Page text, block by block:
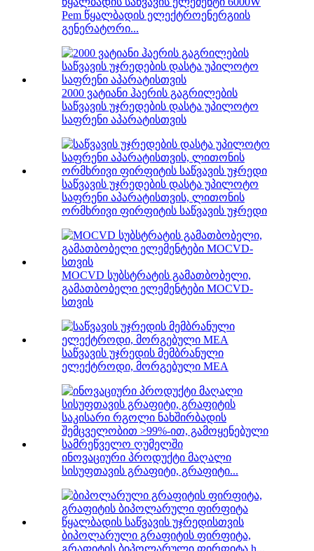
Pem წყალბადის ელექტროენერგიის
გენერატორი...
2000 ვატიანი ჰაერის გაგრილების
საწვავის უჯრედების დასტა უპილოტო
საფრენი აპარატისთვის
საწვავის უჯრედების დასტა უპილოტო
საფრენი აპარატისთვის, ლითონის
ორმხრივი ფირფიტის საწვავის უჯრედი
MOCVD სუბსტრატის გამათბობელი,
გამათბობელი ელემენტები MOCVD-
სთვის
საწვავის უჯრედის მემბრანული
ელექტროდი, მორგებული MEA
ინოვაციური პროდუქტი მაღალი
სისუფთავის გრაფიტი, გრაფიტი...
ბიპოლარული გრაფიტის ფირფიტა,